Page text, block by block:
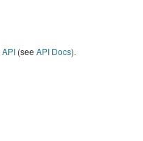
API (see API Docs).